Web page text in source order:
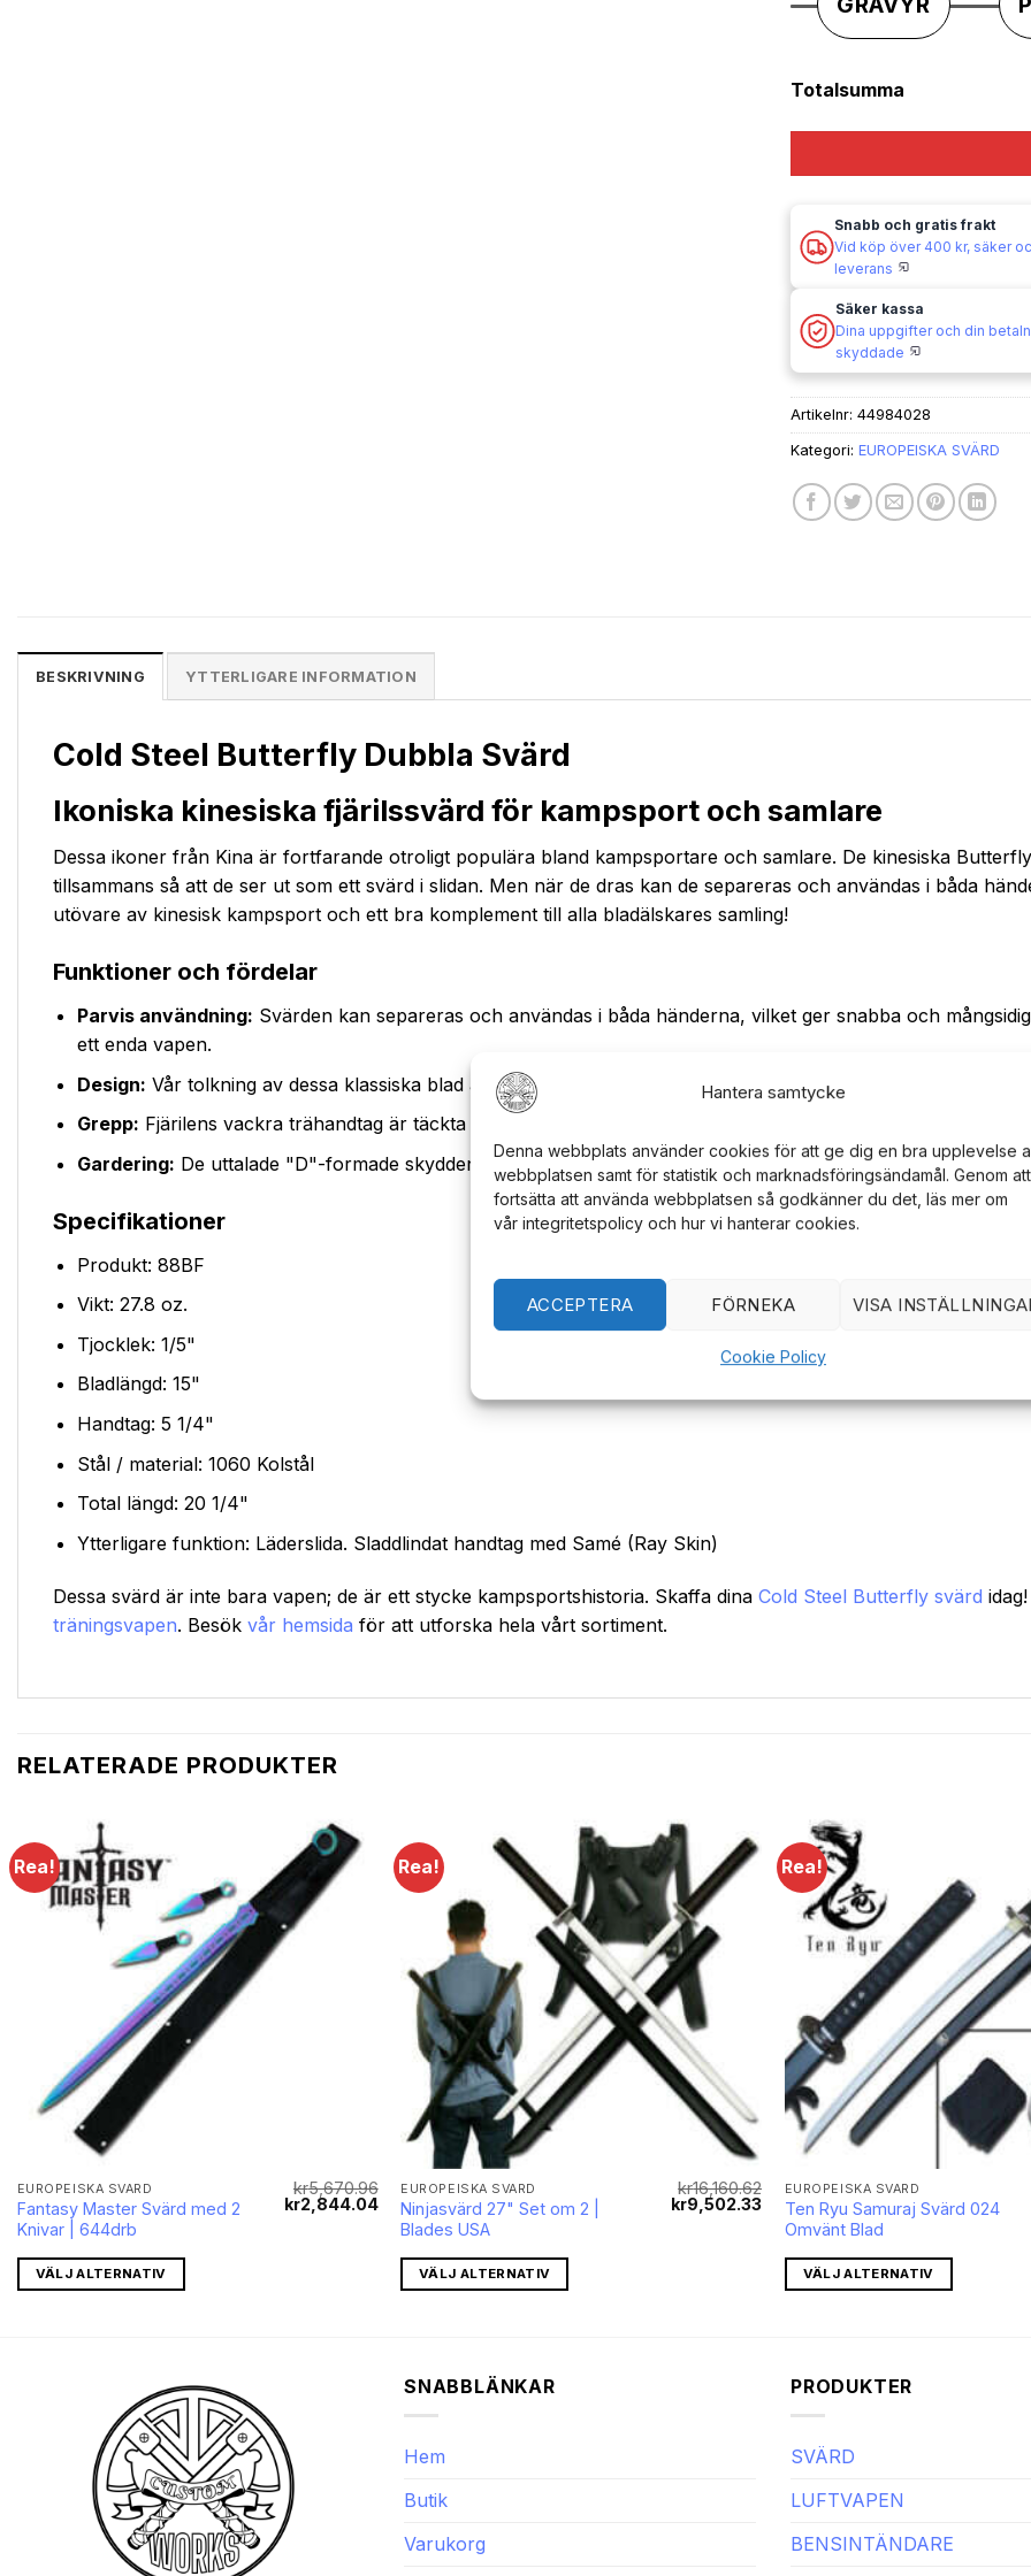
Hantera samtycke
Denna webbplats använder cookies för att ge dig en bra upplevelse
webbplatsen samt för statistik och marknadsföringsändamål. Genom att
fortsätta att använda webbplatsen så godkänner du det, läs mer om
vår integritetspolicy och hur vi hanterar cookies.
ACCEPTERA FÖRNEKA VISA
Cookie Policy
Totalsumma
Snabb och gratis frakt
Vid köp över 400 kr, säker
leverans
Säker kassa
Dina uppgifter och din
skyddade
Artikelnr: 44984028
Kategori: EUROPEISKA SVÄRD
BESKRIVNING YTTERLIGARE INFORMATION
Cold Steel Butterfly Dubbla Svärd
Ikoniska kinesiska fjärilssvärd för kampsport och samlare
Dessa ikoner från Kina är fortfarande otroligt populära bland kampsportare och samlare. De kinesiska
tillsammans så att de ser ut som ett svärd i slidan. Men när de dras kan de separeras och användas i båda
utövare av kinesisk kampsport och ett bra komplement till alla bladälskares samling!
Funktioner och fördelar
Parvis användning: Svärden kan separeras och användas i båda händerna, vilket ger snabba och
ett enda vapen.
Design: Vår tolkning av dessa klassiska blad är 15" långa och 2 5/8" breda.
Grepp: Fjärilens vackra trähandtag är täckta med flätad silkessnöre för att ge ett säkert och bekvämt grepp.
Gardering: De uttalade "D"-formade skydden har en lång främre parerstång för att avleda och fånga
Specifikationer
Produkt: 88BF
Vikt: 27.8 oz.
Tjocklek: 1/5"
Bladlängd: 15"
Handtag: 5 1/4"
Stål / material: 1060 Kolstål
Total längd: 20 1/4"
Ytterligare funktion: Läderslida. Sladdlindat handtag med Samé (Ray Skin)
Dessa svärd är inte bara vapen; de är ett stycke kampsportshistoria. Skaffa dina Cold Steel Butterfly svärd
träningsvapen. Besök vår hemsida för att utforska hela vårt sortiment.
RELATERADE PRODUKTER
Rea!
Lägg till i
önskelistan
EUROPEISKA SVÄRD
Fantasy Master Svärd med 2
Knivar | 644drb
kr5,670.96
Det
ursprungliga
kr2,844.04Det
nuvarande
priset
kr2,844.04.
VÄLJ ALTERNATIV
Rea!
Lägg till i
önskelistan
EUROPEISKA SVÄRD
Ninjasvärd 27" Set om 2 |
Blades USA
kr16,160.62
Det
ursprungliga
kr9,502.33Det
nuvarande
priset
kr9,502.33.
VÄLJ ALTERNATIV
Rea!
EUROPEISKA SVÄRD
Ten Ryu Samuraj Svärd 024
Omvänt Blad
VÄLJ ALTERNATIV
SNABBLÄNKAR
Hem
Butik
Varukorg
PRODUKTER
SVÄRD
LUFTVAPEN
BENSINTÄNDARE